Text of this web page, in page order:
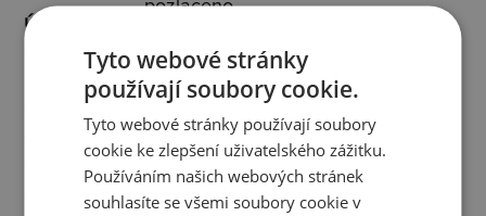
úprava
pozlaceno
diamant
Specifikace
osazení
2x diamant I3/H 0,005 ct
Tyto webové stránky
používají soubory cookie.
Tyto webové stránky používají soubory
cookie ke zlepšení uživatelského zážitku.
Používáním našich webových stránek
souhlasíte se všemi soubory cookie v